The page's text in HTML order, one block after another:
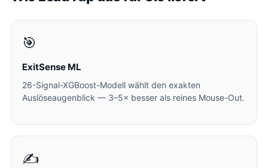
🎯
ExitSense ML
26-Signal-XGBoost-Modell wählt den exakten
Auslöseaugenblick — 3–5× besser als reines Mouse-Out.
✍️